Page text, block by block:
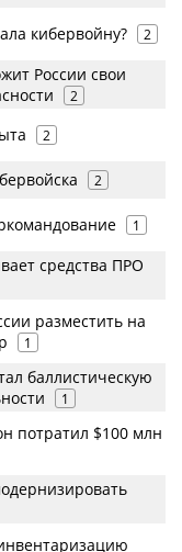
кибервойну? 2
России свои
2
2
2
1
средства ПРО
разместить на
1
баллистическую
1
потратил $100 млн